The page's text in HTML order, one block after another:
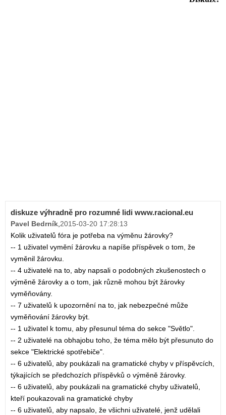
diskuze výhradně pro rozumné lidi www.racional.eu
Pavel Bedrník 2015-03-20 17:28:13
Kolik uživatelů fóra je potřeba na výměnu žárovky?
-- 1 uživatel vymění žárovku a napíše příspěvek o tom, že
vyměnil žárovku.
-- 4 uživatelé na to, aby napsali o podobných zkušenostech o
výměně žárovky a o tom, jak různě mohou být žárovky
vyměňovány.
-- 7 uživatelů k upozornění na to, jak nebezpečné může
vyměňování žárovky být.
-- 1 uživatel k tomu, aby přesunul téma do sekce "Světlo".
-- 2 uživatelé na obhajobu toho, že téma mělo být přesunuto do
sekce "Elektrické spotřebiče".
-- 6 uživatelů, aby poukázali na gramatické chyby v příspěvcích,
týkajících se předchozích příspěvků o výměně žárovky.
-- 6 uživatelů, aby poukázali na gramatické chyby uživatelů,
kteří poukazovali na gramatické chyby
-- 6 uživatelů, aby napsalo, že všichni uživatelé, jenž udělali